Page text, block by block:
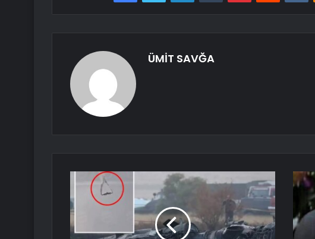
ÜMİT SAVĞA